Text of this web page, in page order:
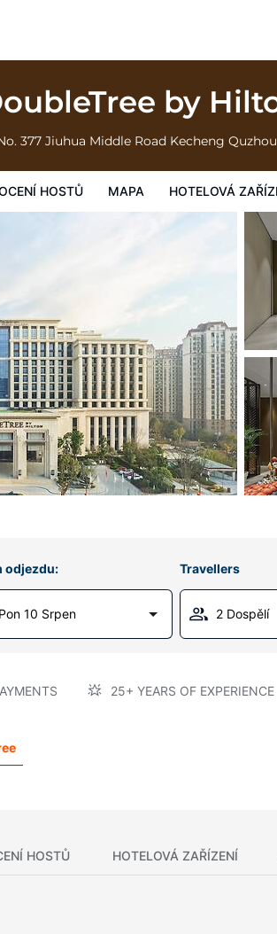
by
377 Jiuhua Middle Road Kecheng Quzhou
HOSTŮ MAPA HOTELOVÁ
odjezdu:
Pon 10 Srpen
Travellers
2 Dospělí
25+ YEARS OF EXPERIENCE
HOSTŮ HOTELOVÁ ZAŘÍZENÍ